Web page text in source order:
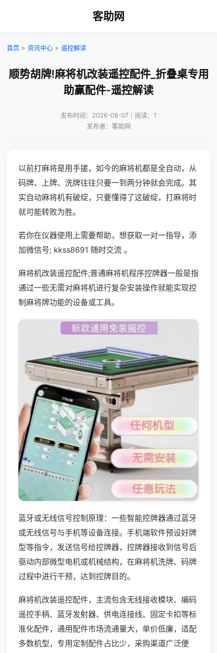
客助网
首页 > 资讯中心 > 遥控解读
顺势胡牌!麻将机改装遥控配件_折叠桌专用
助赢配件-遥控解读
发布时间：2026-08-07｜阅读：1
发布者：客助网
以前打麻将是用手搓，如今的麻将机都是全自动，从
码牌、上牌、洗牌往往只要一到两分钟就会完成。其
实自动麻将机有破绽，只要懂得了这破绽，打麻将时
就可能转败为胜。
若你在仪器使用上需要帮助，想获取一对一指导，添
加微信号; kkss8691 随时交流 。
麻将机改装遥控配件;普通麻将机程序控牌器一般是指
通过一些无需对麻将机进行复杂安装操作就能实现控
制麻将牌功能的设备或工具。
蓝牙或无线信号控制原理：一些智能控牌器通过蓝牙
或无线信号与手机等设备连接。手机端软件预设好牌
型等指令，发送信号给控牌器，控牌器接收到信号后
驱动内部微型电机或机械结构，在麻将机洗牌、码牌
过程中进行干预，达到控牌目的。
麻将机改装遥控配件，主流包含无线接收模块、编码
遥控手柄、蓝牙发射器、供电连接线、固定卡扣等标
准化配件，通用配件市场流通量大，单价低廉，适配
多数机型，专用定制配件占比少，采购渠道广泛便